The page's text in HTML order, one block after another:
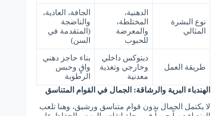
نوع البشرة
المثالي
الدهنية،
المختلطة،
والمعرضة
للحبوب
الجافة، العادية،
والناضجة
(المتقدمة في
السن)
طريقة العمل
ديتوكس داخلي
وخارجي وتغذية
معدنية
بناء حاجز دهني
واقٍ وحبس
الرطوبة
الهندباء البرية والرشاقة: الجمال في القوام المتناسق
لا يكتمل الجمال بدون قوام متناسق ورشيق، وهنا تلعب